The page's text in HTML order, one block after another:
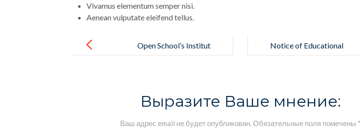
Vivamus elementum semper nisi.
Aenean vulputate eleifend tellus.
записям
Open School’s Institut Notice of Educational
Выразите Ваше мнение:
Ваш адрес email не будет опубликован.Обязательные поля помечены *